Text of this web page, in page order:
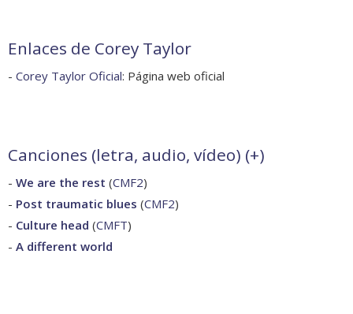
Enlaces de Corey Taylor
- Corey Taylor Oficial: Página web oficial
Canciones (letra, audio, vídeo) (+)
- We are the rest (CMF2)
- Post traumatic blues (CMF2)
- Culture head (CMFT)
- A different world